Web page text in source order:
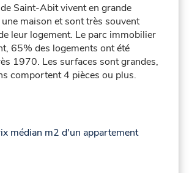
Saint-Abit vivent en grande
maison et sont très souvent
leur logement. Le parc immobilier
65% des logements ont été
1970. Les surfaces sont grandes,
comportent 4 pièces ou plus.
médian m2 d'un appartement